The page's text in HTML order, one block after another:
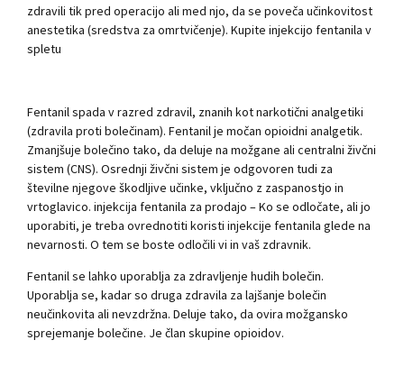
zdravili tik pred operacijo ali med njo, da se poveča učinkovitost
anestetika (sredstva za omrtvičenje). Kupite injekcijo fentanila v
spletu
Fentanil spada v razred zdravil, znanih kot narkotični analgetiki
(zdravila proti bolečinam). Fentanil je močan opioidni analgetik.
Zmanjšuje bolečino tako, da deluje na možgane ali centralni živčni
sistem (CNS). Osrednji živčni sistem je odgovoren tudi za
številne njegove škodljive učinke, vključno z zaspanostjo in
vrtoglavico. injekcija fentanila za prodajo – Ko se odločate, ali jo
uporabiti, je treba ovrednotiti koristi injekcije fentanila glede na
nevarnosti. O tem se boste odločili vi in ​​vaš zdravnik.
Fentanil se lahko uporablja za zdravljenje hudih bolečin.
Uporablja se, kadar so druga zdravila za lajšanje bolečin
neučinkovita ali nevzdržna. Deluje tako, da ovira možgansko
sprejemanje bolečine. Je član skupine opioidov.